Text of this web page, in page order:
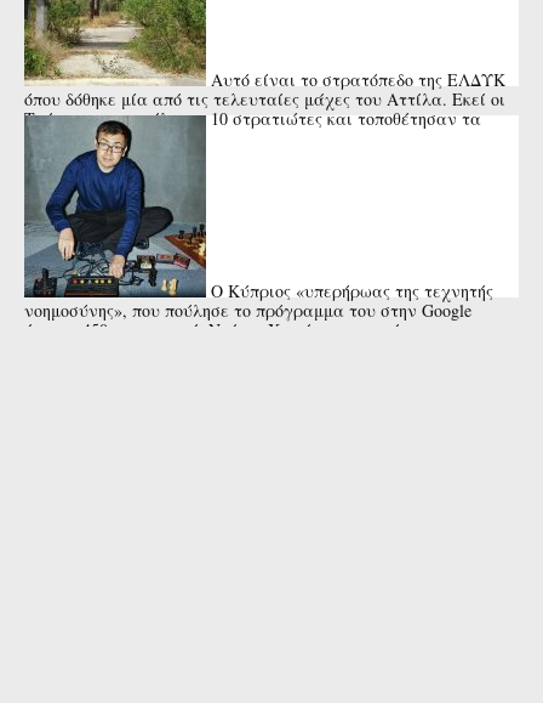
Αυτό είναι το στρατόπεδο της ΕΛΔΥΚ
όπου δόθηκε μία από τις τελευταίες μάχες του Αττίλα. Εκεί οι
Τούρκοι αποκεφάλισαν 10 στρατιώτες και τοποθέτησαν τα
κεφάλια ...
Ο Κύπριος «υπερήρωας της τεχνητής
νοημοσύνης», που πούλησε το πρόγραμμα του στην Google
έναντι 450 εκατ. ευρώ. Ντέμης Χασάμπης, ο σπάνιος